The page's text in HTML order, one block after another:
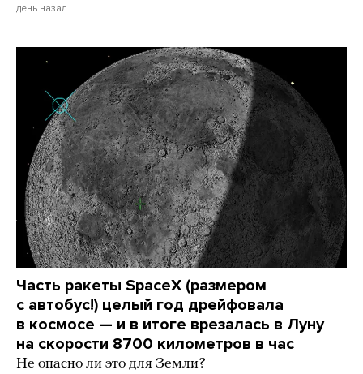
день назад
Часть ракеты SpaceX (размером
с автобус!) целый год дрейфовала
в космосе — и в итоге врезалась в Луну
на скорости 8700 километров в час
Не опасно ли это для Земли?